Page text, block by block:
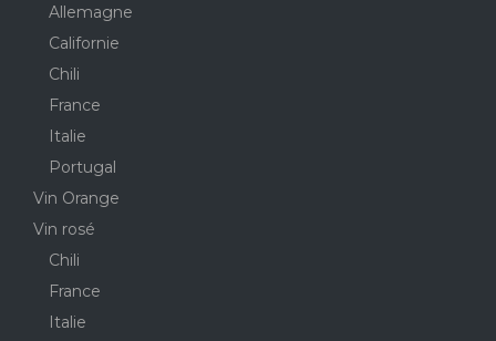
Allemagne
Californie
Chili
France
Italie
Portugal
Vin Orange
Vin rosé
Chili
France
Italie